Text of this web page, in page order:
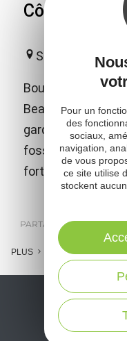
Côme d'Olt
Saint-Côme-
Bourg
Beaux Villages de
gardé son
fossés (actuel
fortifiée percée
PARTAGER :
PLUS
Pour un
des
sociaux,
navigation,
de vous
ce site utilise
stockent